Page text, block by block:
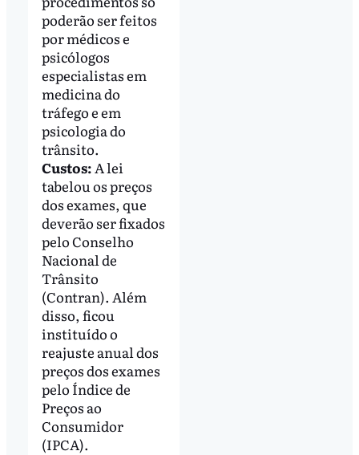
poderão ser feitos
por médicos e
psicólogos
especialistas em
medicina do
tráfego e em
psicologia do
trânsito.
Custos:A lei
tabelou os preços
dos exames, que
deverão ser fixados
pelo Conselho
Nacional de
Trânsito
(Contran). Além
disso, ficou
instituído o
reajuste anual dos
preços dos exames
pelo Índice de
Preços ao
Consumidor
(IPCA).